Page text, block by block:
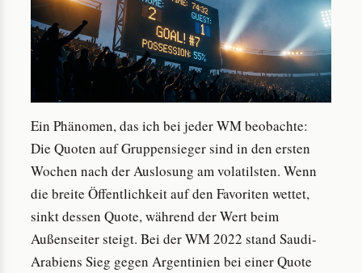
Ein Phänomen, das ich bei jeder WM beobachte:
Die Quoten auf Gruppensieger sind in den ersten
Wochen nach der Auslosung am volatilsten. Wenn
die breite Öffentlichkeit auf den Favoriten wettet,
sinkt dessen Quote, während der Wert beim
Außenseiter steigt. Bei der WM 2022 stand Saudi-
Arabiens Sieg gegen Argentinien bei einer Quote